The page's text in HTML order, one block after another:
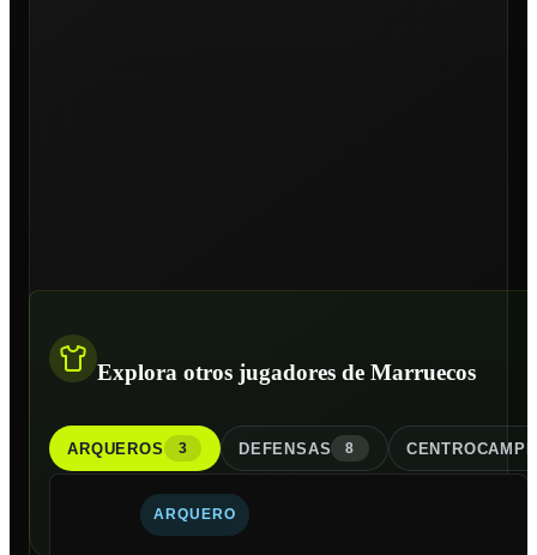
Explora otros jugadores de Marruecos
ARQUEROS 3 DEFENSAS 8
ARQUERO